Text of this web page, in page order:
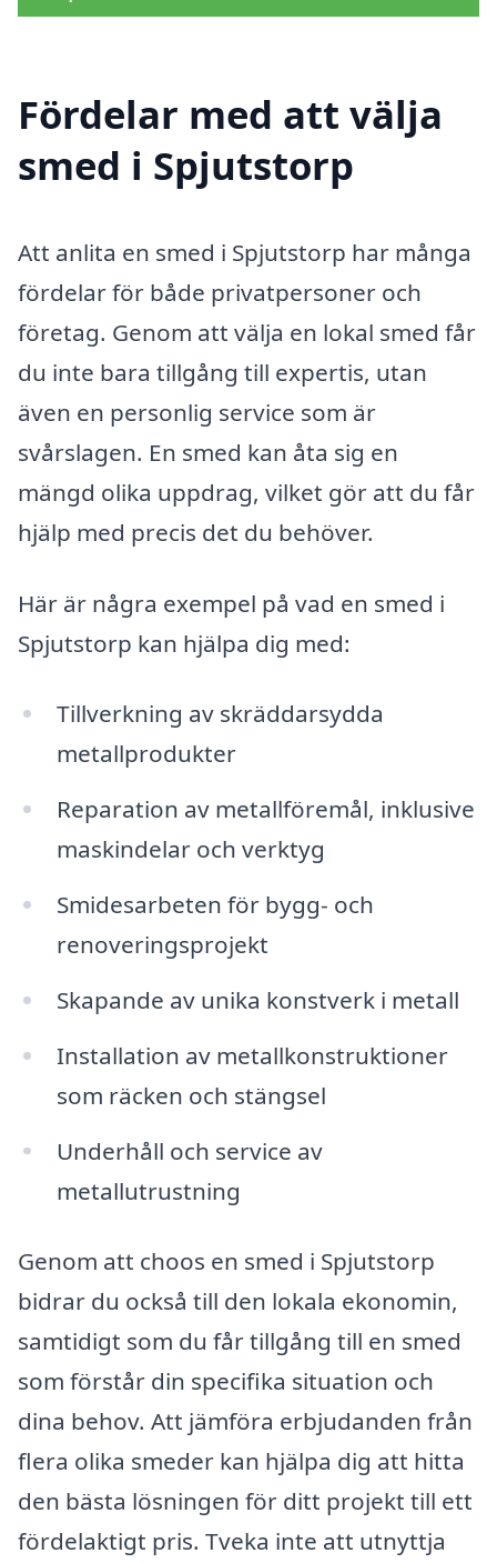
Fördelar med att välja
smed i Spjutstorp
Att anlita en smed i Spjutstorp har många
fördelar för både privatpersoner och
företag. Genom att välja en lokal smed får
du inte bara tillgång till expertis, utan
även en personlig service som är
svårslagen. En smed kan åta sig en
mängd olika uppdrag, vilket gör att du får
hjälp med precis det du behöver.
Här är några exempel på vad en smed i
Spjutstorp kan hjälpa dig med:
Tillverkning av skräddarsydda
metallprodukter
Reparation av metallföremål, inklusive
maskindelar och verktyg
Smidesarbeten för bygg- och
renoveringsprojekt
Skapande av unika konstverk i metall
Installation av metallkonstruktioner
som räcken och stängsel
Underhåll och service av
metallutrustning
Genom att choos en smed i Spjutstorp
bidrar du också till den lokala ekonomin,
samtidigt som du får tillgång till en smed
som förstår din specifika situation och
dina behov. Att jämföra erbjudanden från
flera olika smeder kan hjälpa dig att hitta
den bästa lösningen för ditt projekt till ett
fördelaktigt pris. Tveka inte att utnyttja